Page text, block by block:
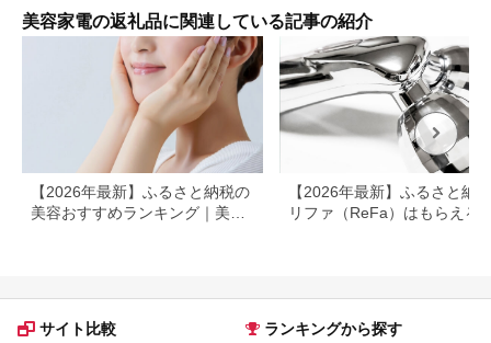
スパ 美顔器 マッサー
ジ ボディケア リフト
ケア フェイスケア ス
カルプ ボディ 全身 防
水 美容 美容家電 福岡
市 福岡
美容家電の返礼品に関連している記事の紹介
【2026年最新】ふるさと納税の
美容おすすめランキング｜美容
【2026年最新】ふるさと納
リファ（ReFa）はもらえる
サイト比較 ランキングから探す